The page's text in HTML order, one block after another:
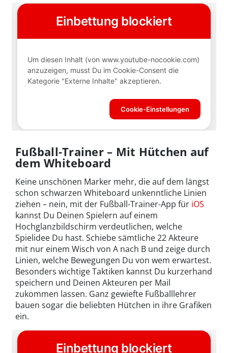
Fußball-Trainer – Mit Hütchen auf
dem Whiteboard
Keine unschönen Marker mehr, die auf dem längst
schon schwarzen Whiteboard unkenntliche Linien
ziehen – nein, mit der Fußball-Trainer-App für iOS
kannst Du Deinen Spielern auf einem
Hochglanzbildschirm verdeutlichen, welche
Spielidee Du hast. Schiebe sämtliche 22 Akteure
mit nur einem Wisch von A nach B und zeige durch
Linien, welche Bewegungen Du von wem erwartest.
Besonders wichtige Taktiken kannst Du kurzerhand
speichern und Deinen Akteuren per Mail
zukommen lassen. Ganz gewiefte Fußballlehrer
bauen sogar die beliebten Hütchen in ihre Grafiken
ein.